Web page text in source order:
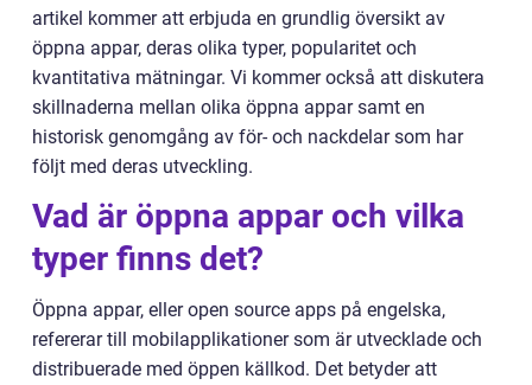
artikel kommer att erbjuda en grundlig översikt av
öppna appar, deras olika typer, popularitet och
kvantitativa mätningar. Vi kommer också att diskutera
skillnaderna mellan olika öppna appar samt en
historisk genomgång av för- och nackdelar som har
följt med deras utveckling.
Vad är öppna appar och vilka
typer finns det?
Öppna appar, eller open source apps på engelska,
refererar till mobilapplikationer som är utvecklade och
distribuerade med öppen källkod. Det betyder att